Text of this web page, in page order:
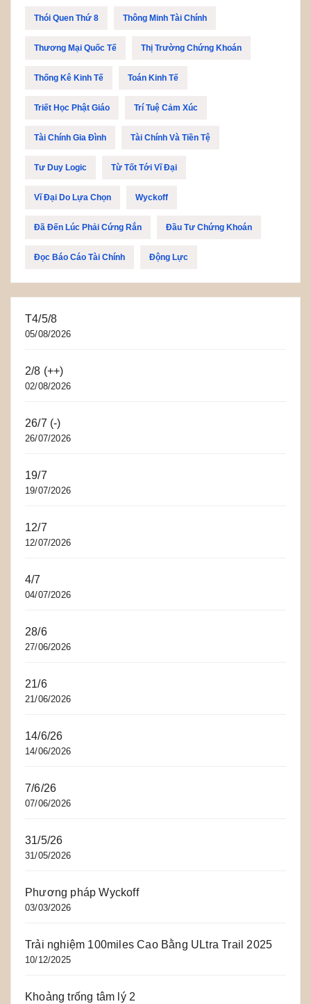
Thói Quen Thứ 8 Thông Minh Tài Chính
Thương Mại Quốc Tế Thị Trường Chứng Khoán
Thống Kê Kinh Tế Toán Kinh Tế
Triết Học Phật Giáo Trí Tuệ Cảm Xúc
Tài Chính Gia Đình Tài Chính Và Tiền Tệ
Tư Duy Logic Từ Tốt Tới Vĩ Đại
Vĩ Đại Do Lựa Chọn Wyckoff
Đã Đến Lúc Phải Cứng Rắn Đầu Tư Chứng Khoán
Đọc Báo Cáo Tài Chính Động Lực
T4/5/8
05/08/2026
2/8 (++)
02/08/2026
26/7 (-)
26/07/2026
19/7
19/07/2026
12/7
12/07/2026
4/7
04/07/2026
28/6
27/06/2026
21/6
21/06/2026
14/6/26
14/06/2026
7/6/26
07/06/2026
31/5/26
31/05/2026
Phương pháp Wyckoff
03/03/2026
Trải nghiệm 100miles Cao Bằng ULtra Trail 2025
10/12/2025
Khoảng trống tâm lý 2